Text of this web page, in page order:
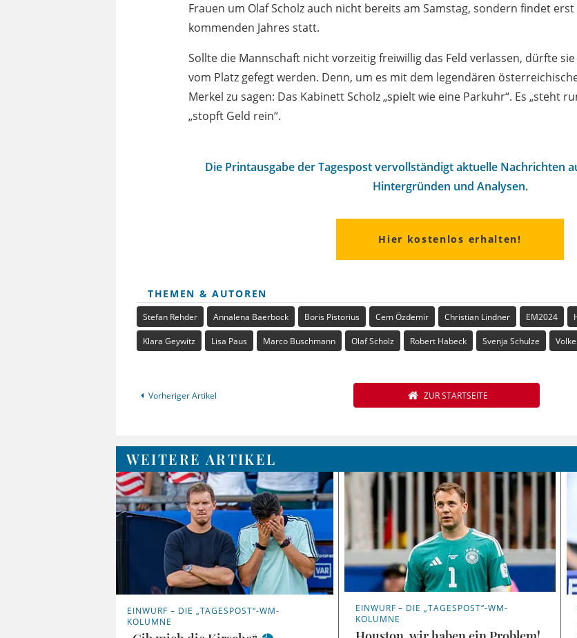
Frauen um Olaf Scholz auch nicht bereits am Samstag, sondern findet
kommenden Jahres statt.
Sollte die Mannschaft nicht vorzeitig freiwillig das Feld verlassen, dürfte
vom Platz gefegt werden. Denn, um es mit dem legendären
Merkel zu sagen: Das Kabinett Scholz „spielt wie eine Parkuhr“. Es „steht
„stopft Geld rein“.
Die Printausgabe der Tagespost vervollständigt aktuelle Nachrichten
Hintergründen und Analysen.
Hier kostenlos erhalten!
THEMEN & AUTOREN
Stefan Rehder Annalena Baerbock Boris Pistorius Cem Özdemir Christian Lindner EM2024
Klara Geywitz Lisa Paus Marco Buschmann Olaf Scholz Robert Habeck Svenja Schulze
Vorheriger Artikel ZUR STARTSEITE
WEITERE ARTIKEL
EINWURF – DIE „TAGESPOST“-WM-
KOLUMNE
EINWURF – DIE „TAGESPOST“-WM-
KOLUMNE